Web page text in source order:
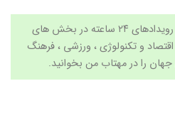
جدیدترین اخبار و مهم ترین رویدادهای ۲۴ ساعته در بخش های
اقتصاد و تکنولوژی، ورزشی ، فرهنگ
جهان را درمهتاب من بخوانید.